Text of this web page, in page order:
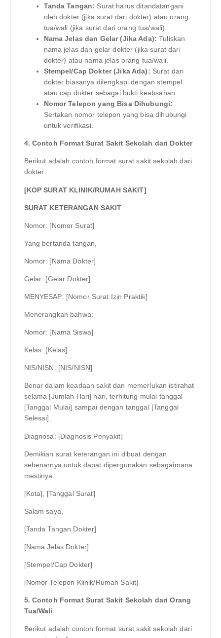
Tanda Tangan: Surat harus ditandatangani
oleh dokter (jika surat dari dokter) atau orang
tua/wali (jika surat dari orang tua/wali).
Nama Jelas dan Gelar (Jika Ada): Tuliskan
nama jelas dan gelar dokter (jika surat dari
dokter) atau nama jelas orang tua/wali.
Stempel/Cap Dokter (Jika Ada): Surat dari
dokter biasanya dilengkapi dengan stempel
atau cap dokter sebagai bukti keabsahan.
Nomor Telepon yang Bisa Dihubungi:
Sertakan nomor telepon yang bisa dihubungi
untuk verifikasi.
4. Contoh Format Surat Sakit Sekolah dari Dokter
Berikut adalah contoh format surat sakit sekolah dari
dokter:
[KOP SURAT KLINIK/RUMAH SAKIT]
SURAT KETERANGAN SAKIT
Nomor: [Nomor Surat]
Yang bertanda tangan,
Nomor: [Nama Dokter]
Gelar: [Gelar Dokter]
MENYESAP: [Nomor Surat Izin Praktik]
Menerangkan bahwa:
Nomor: [Nama Siswa]
Kelas: [Kelas]
NIS/NISN: [NIS/NISN]
Benar dalam keadaan sakit dan memerlukan istirahat
selama [Jumlah Hari] hari, terhitung mulai tanggal
[Tanggal Mulai] sampai dengan tanggal [Tanggal
Selesai].
Diagnosa: [Diagnosis Penyakit]
Demikian surat keterangan ini dibuat dengan
sebenarnya untuk dapat dipergunakan sebagaimana
mestinya.
[Kota], [Tanggal Surat]
Salam saya,
[Tanda Tangan Dokter]
[Nama Jelas Dokter]
[Stempel/Cap Dokter]
[Nomor Telepon Klinik/Rumah Sakit]
5. Contoh Format Surat Sakit Sekolah dari Orang
Tua/Wali
Berikut adalah contoh format surat sakit sekolah dari